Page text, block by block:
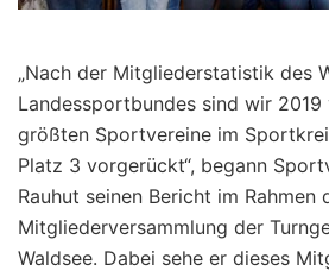
„Nach der Mitgliederstatistik des
Landessportbundes sind wir
größten Sportvereine im
Platz 3 vorgerückt“, begann
Rauhut seinen Bericht im Rahmen
Mitgliederversammlung der
Waldsee. Dabei sehe er dieses